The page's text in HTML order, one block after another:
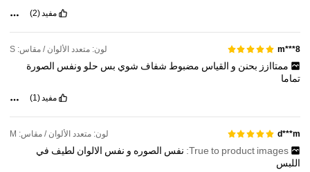
مفيد(2)
8***m لون: متعدد الألوان / مقاس: S
ممتاازز بحنن و القياس مضبوط شفاف شوي بس حلو ونفس الصورة
تماما
مفيد(1)
d***m لون: متعدد الألوان / مقاس: M
True to product images: نفس الصوره و نفس الالوان لطيف في
اللبس